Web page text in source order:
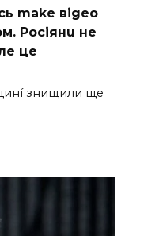
make вigeo
Pociянu нe
цe
знищили щe